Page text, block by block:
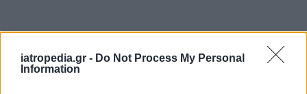
iatropedia.gr - Do Not Process My Personal
Information